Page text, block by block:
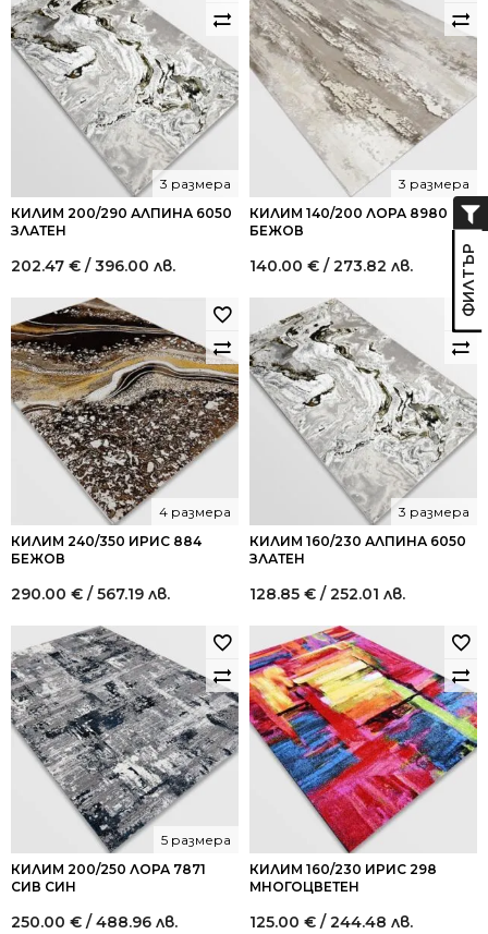
КИЛИМ 200/290 АЛПИНА 6050
ЗЛАТЕН
3 размера
202.47 € / 396.00 лв.
КИЛИМ 140/200 ЛОРА 8980
БЕЖОВ
3 размера
140.00 € / 273.82 лв.
КИЛИМ 240/350 ИРИС 884
БЕЖОВ
4 размера
290.00 € / 567.19 лв.
КИЛИМ 160/230 АЛПИНА 6050
ЗЛАТЕН
3 размера
128.85 € / 252.01 лв.
КИЛИМ 200/250 ЛОРА 7871
СИВ СИН
5 размера
250.00 € / 488.96 лв.
КИЛИМ 160/230 ИРИС 298
МНОГОЦВЕТЕН
125.00 € / 244.48 лв.